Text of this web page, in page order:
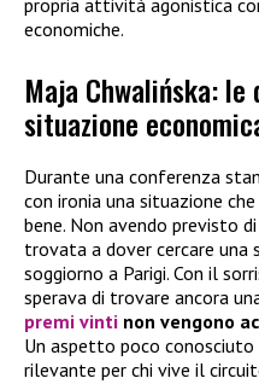
economiche.
Maja Chwalińska:
situazione
Durante una conferenza
con ironia una situazione
bene. Non avendo previsto
trovata a dover cercare una
soggiorno a Parigi. Con il
sperava di trovare ancora
premi vinti non vengono
Un aspetto poco
rilevante per chi vive il